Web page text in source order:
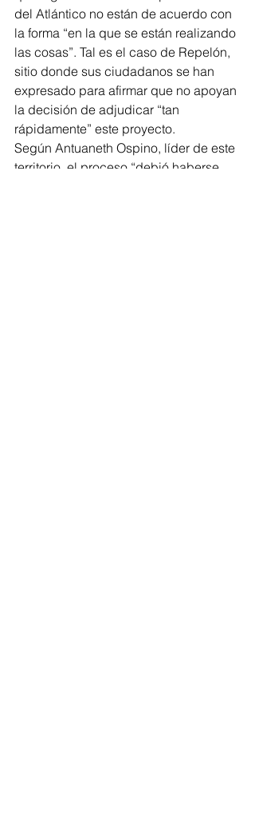
del Atlántico no están de acuerdo con
la forma “en la que se están realizando
las cosas”. Tal es el caso de Repelón,
sitio donde sus ciudadanos se han
expresado para afirmar que no apoyan
la decisión de adjudicar “tan
rápidamente” este proyecto.
Según Antuaneth Ospino, líder de este
territorio, el proceso “debió haberse